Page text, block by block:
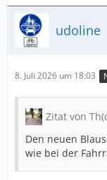
udoline
8. Juli 2026 um 18:03
Zitat von
Den neuen
wie bei der